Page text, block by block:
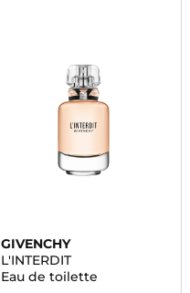
GIVENCHY
L'INTERDIT
Eau de toilette